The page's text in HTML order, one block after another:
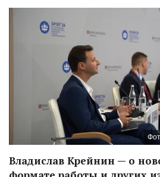
Владислав Крейнин — о